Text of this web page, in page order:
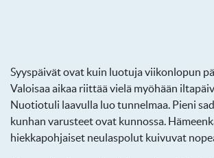
Syyspäivät ovat kuin luotuja viikonlopun
Valoisaa aikaa riittää vielä myöhään
Nuotiotuli laavulla luo tunnelmaa. Pieni
kunhan varusteet ovat kunnossa.
hiekkapohjaiset neulaspolut kuivuvat